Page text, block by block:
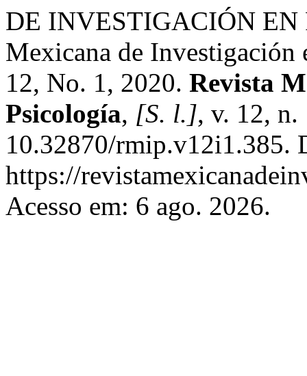
DE INVESTIGACIÓN EN
Mexicana de Investigación
12, No. 1, 2020. Revista
Psicología, [S. l.], v. 12,
10.32870/rmip.v12i1.385.
https://
Acesso em: 6 ago. 2026.